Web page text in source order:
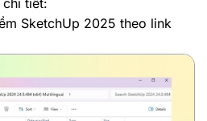
tiết:
SketchUp 2025 theo link